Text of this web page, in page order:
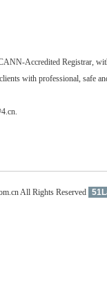
Accredited Registrar,
with professional, safe
All Rights Reserved